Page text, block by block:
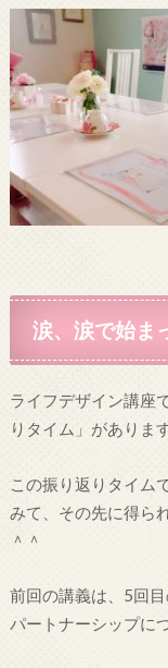
涙、涙で始ま
ライフデザイン講座
りタイム」があります
この振り返りタイム
みて、その先に得ら
＾＾
前回の講義は、5回目
パートナーシップに